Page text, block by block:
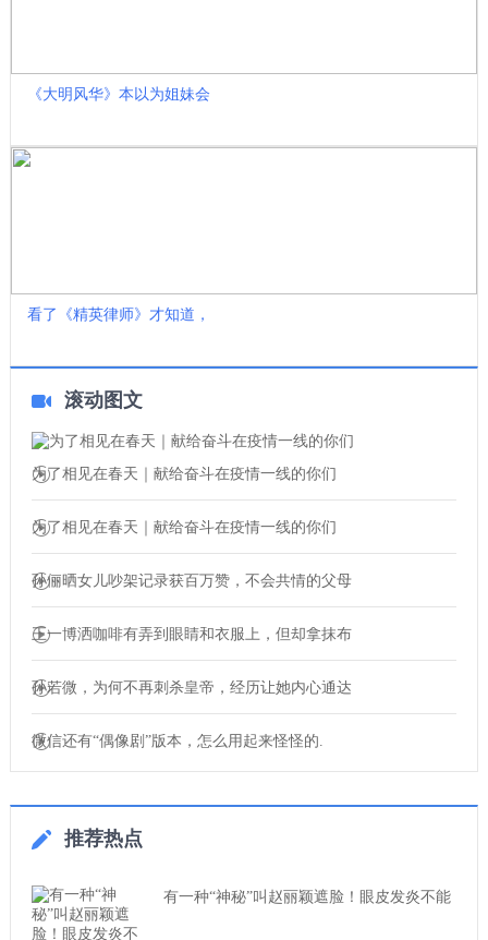
《大明风华》本以为姐妹会
看了《精英律师》才知道，
滚动图文
为了相见在春天｜献给奋斗在疫情一线的你们
为了相见在春天｜献给奋斗在疫情一线的你们
孙俪晒女儿吵架记录获百万赞，不会共情的父母
王一博洒咖啡有弄到眼睛和衣服上，但却拿抹布
孙若微，为何不再刺杀皇帝，经历让她内心通达
微信还有“偶像剧”版本，怎么用起来怪怪的.
推荐热点
有一种“神秘”叫赵丽颖遮脸！眼皮发炎不能